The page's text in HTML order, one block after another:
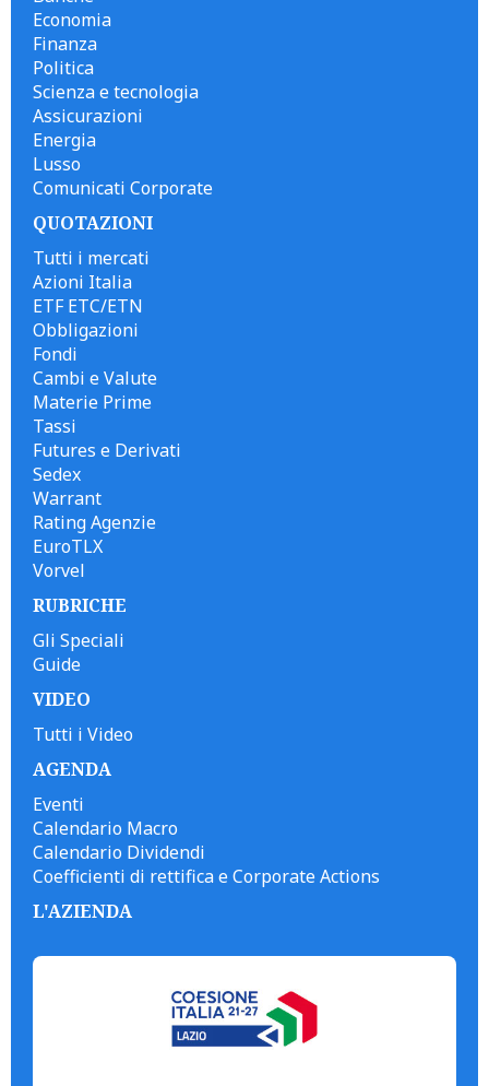
Economia
Finanza
Politica
Scienza e tecnologia
Assicurazioni
Energia
Lusso
Comunicati Corporate
QUOTAZIONI
Tutti i mercati
Azioni Italia
ETF ETC/ETN
Obbligazioni
Fondi
Cambi e Valute
Materie Prime
Tassi
Futures e Derivati
Sedex
Warrant
Rating Agenzie
EuroTLX
Vorvel
RUBRICHE
Gli Speciali
Guide
VIDEO
Tutti i Video
AGENDA
Eventi
Calendario Macro
Calendario Dividendi
Coefficienti di rettifica e Corporate Actions
L'AZIENDA